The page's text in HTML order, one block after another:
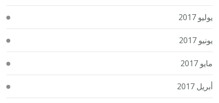
يوليو 2017
يونيو 2017
مايو 2017
أبريل 2017